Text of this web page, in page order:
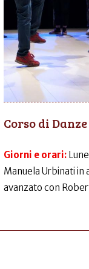
Corso di
Giorni e orari:
Manuela Urbinati in
avanzato con